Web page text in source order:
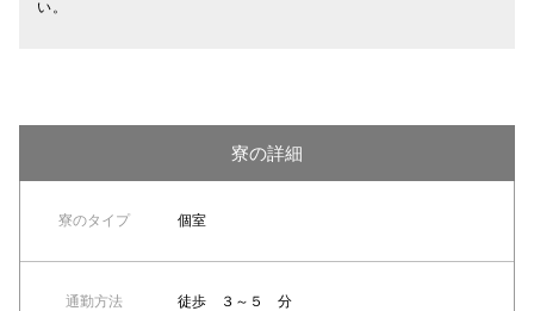
い。
寮の詳細
寮のタイプ 個室
通勤方法 徒歩 ３～５ 分